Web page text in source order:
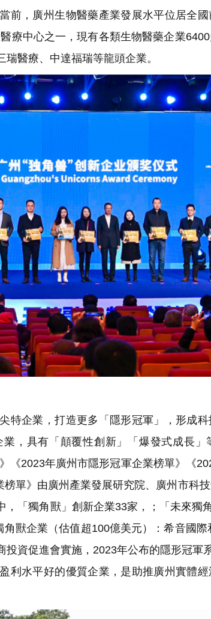
前，廣州生物醫藥產業發展水平位居全
療中心之一，現有各類生物醫藥企業6400
醫療、中達福瑞等龍頭企業。
特企業，打造更多「隱形冠軍」，形成
，具有「顛覆性創新」「爆發式成長」
《2023年廣州市隱形冠軍企業榜單》《
單》由廣州產業發展研究院、廣州市科
「獨角獸」創新企業33家，；「未來獨
角獸企業（估值超100億美元）：希音國
資促進會實施，2023年公布的隱形冠軍
利水平好的優質企業，是助推廣州實體